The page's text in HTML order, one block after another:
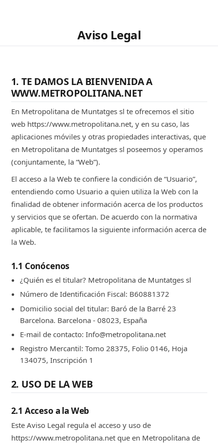
Aviso Legal
1. TE DAMOS LA BIENVENIDA A
WWW.METROPOLITANA.NET
En Metropolitana de Muntatges sl te ofrecemos el sitio
web https://www.metropolitana.net, y en su caso, las
aplicaciones móviles y otras propiedades interactivas, que
en Metropolitana de Muntatges sl poseemos y operamos
(conjuntamente, la “Web”).
El acceso a la Web te confiere la condición de “Usuario”,
entendiendo como Usuario a quien utiliza la Web con la
finalidad de obtener información acerca de los productos
y servicios que se ofertan. De acuerdo con la normativa
aplicable, te facilitamos la siguiente información acerca de
la Web.
1.1 Conócenos
¿Quién es el titular? Metropolitana de Muntatges sl
Número de Identificación Fiscal: B60881372
Domicilio social del titular: Baró de la Barré 23
Barcelona. Barcelona - 08023, España
E-mail de contacto: Info@metropolitana.net
Registro Mercantil: Tomo 28375, Folio 0146, Hoja
134075, Inscripción 1
2. USO DE LA WEB
2.1 Acceso a la Web
Este Aviso Legal regula el acceso y uso de
https://www.metropolitana.net que en Metropolitana de